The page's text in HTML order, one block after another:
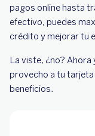
pagos online hasta
efectivo, puedes
crédito y mejorar tu
La viste, ¿no?
provecho a tu
beneficios.